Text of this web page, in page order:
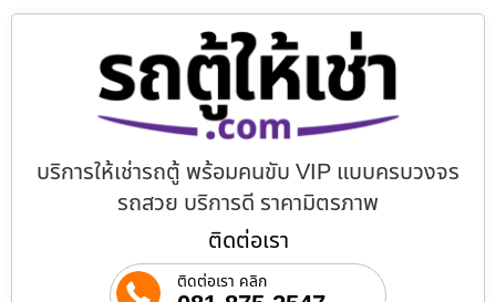
บริการให้เช่ารถตู้ พร้อมคนขับ VIP แบบครบวงจร
รถสวย บริการดี ราคามิตรภาพ
ติดต่อเรา
ติดต่อเรา คลิก